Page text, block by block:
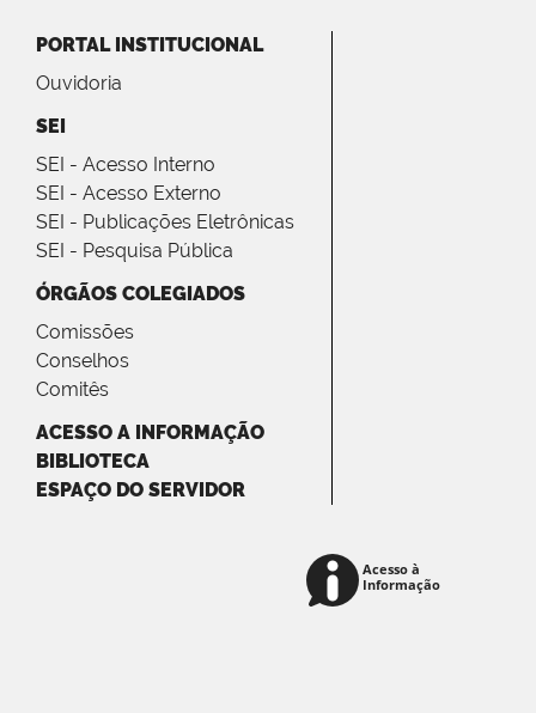
PORTAL INSTITUCIONAL
Ouvidoria
SEI
SEI - Acesso Interno
SEI - Acesso Externo
SEI - Publicações Eletrônicas
SEI - Pesquisa Pública
ÓRGÃOS COLEGIADOS
Comissões
Conselhos
Comitês
ACESSO A INFORMAÇÃO
BIBLIOTECA
ESPAÇO DO SERVIDOR